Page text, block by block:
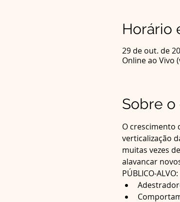
Horário
29 de out. de
Online ao Vivo
Sobre
O crescimento
verticalização
muitas vezes
alavancar
PÚBLICO-ALVO: